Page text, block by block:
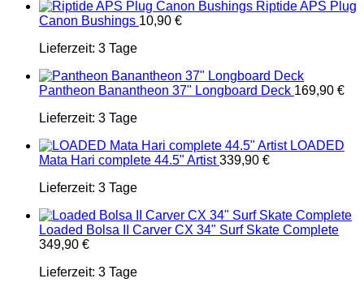
Riptide APS Plug
Canon Bushings 10,90 €
Lieferzeit: 3 Tage
Pantheon Banantheon 37" Longboard Deck 169,90 €
Lieferzeit: 3 Tage
LOADED
Mata Hari complete 44.5" Artist 339,90 €
Lieferzeit: 3 Tage
Loaded Bolsa II Carver CX 34" Surf Skate Complete
349,90 €
Lieferzeit: 3 Tage